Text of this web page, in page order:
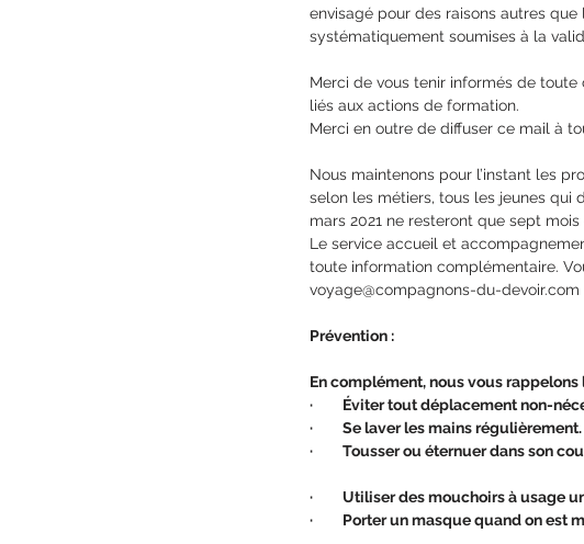
envisagé pour des raisons autres
systématiquement soumises à la
Merci de vous tenir informés de
liés aux actions de formation.
Merci en outre de diffuser ce mail à
Nous maintenons pour l’instant les
selon les métiers, tous les jeunes qui
mars 2021 ne resteront que sept
Le service accueil et
toute information complémentaire.
voyage@compagnons-du-devoir.com
Prévention :
En complément, nous vous
·         Éviter tout déplacement non-
·         Se laver les mains régulièrement.
·         Tousser ou éternuer dans son
·         Utiliser des mouchoirs à usage
·         Porter un masque quand on